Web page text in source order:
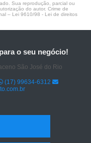
Sua reprodução, parcial ou
do autor. Crime de
– Lei 9610/98 - Lei de direitos
o seu negócio!
São José do Rio
(17) 99634-6312